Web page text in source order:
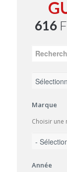
616
Marque
Choisir une
Année